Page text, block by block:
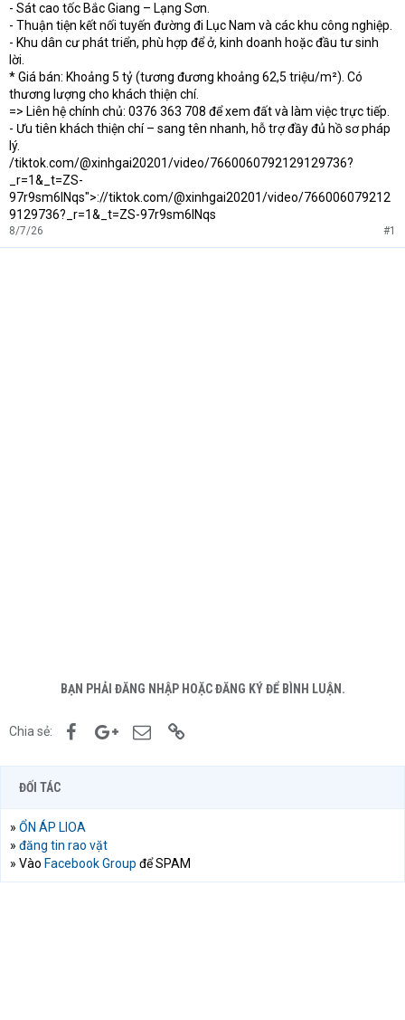
- Sát cao tốc Bắc Giang – Lạng Sơn.
- Thuận tiện kết nối tuyến đường đi Lục Nam và các khu công nghiệp.
- Khu dân cư phát triển, phù hợp để ở, kinh doanh hoặc đầu tư sinh
lời.
* Giá bán: Khoảng 5 tỷ (tương đương khoảng 62,5 triệu/m²). Có
thương lượng cho khách thiện chí.
=> Liên hệ chính chủ: 0376 363 708 để xem đất và làm việc trực tiếp.
- Ưu tiên khách thiện chí – sang tên nhanh, hỗ trợ đầy đủ hồ sơ pháp
lý.
/tiktok.com/@xinhgai20201/video/7660060792129129736?
_r=1&_t=ZS-
97r9sm6lNqs">://tiktok.com/@xinhgai20201/video/766006079212
9129736?_r=1&_t=ZS-97r9sm6lNqs
8/7/26 #1
BẠN PHẢI ĐĂNG NHẬP HOẶC ĐĂNG KÝ ĐỂ BÌNH LUẬN.
Chia sẻ: FacebookGoogle+Email
ĐỐI TÁC
» ỔN ÁP LIOA
» đăng tin rao vặt
» Vào Facebook Group để SPAM